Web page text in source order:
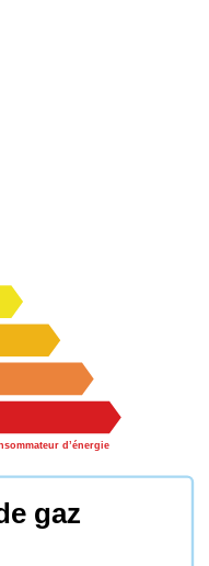
d’énergie
gaz